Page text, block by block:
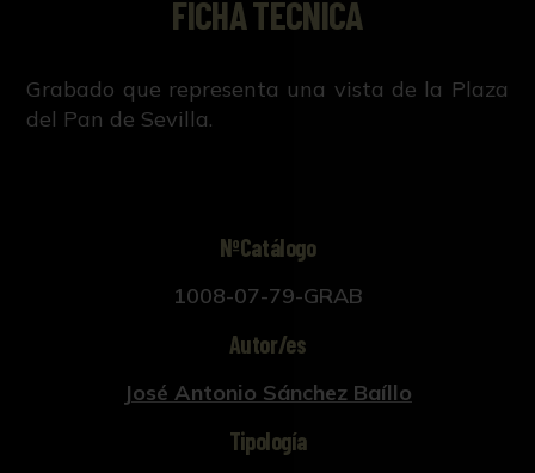
FICHA TÉCNICA
Grabado que representa una vista de la Plaza
del Pan de Sevilla.
NºCatálogo
1008-07-79-GRAB
Autor/es
José Antonio Sánchez Baíllo
Tipología